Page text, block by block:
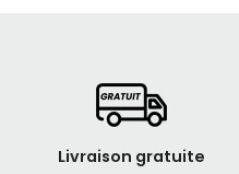
Livraison gratuite